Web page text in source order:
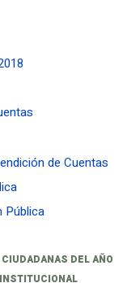
de Cuentas
Pública
DEL AÑO